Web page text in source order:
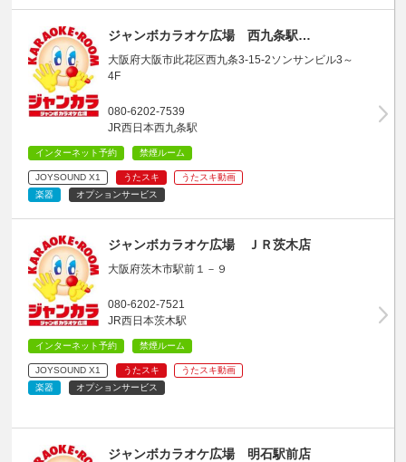
ジャンボカラオケ広場 西九条駅…
大阪府大阪市此花区西九条3-15-2ソンサンビル3～
4F
080-6202-7539
JR西日本西九条駅
インターネット予約 禁煙ルーム
JOYSOUND X1 うたスキ
うたスキ動画
楽器
オプションサービス
ジャンボカラオケ広場 ＪＲ茨木店
大阪府茨木市駅前１－９
080-6202-7521
JR西日本茨木駅
インターネット予約 禁煙ルーム
JOYSOUND X1 うたスキ
うたスキ動画
楽器
オプションサービス
ジャンボカラオケ広場 明石駅前店